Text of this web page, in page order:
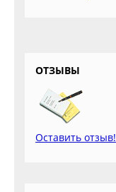
ОТЗЫВЫ
Оставить отзыв!